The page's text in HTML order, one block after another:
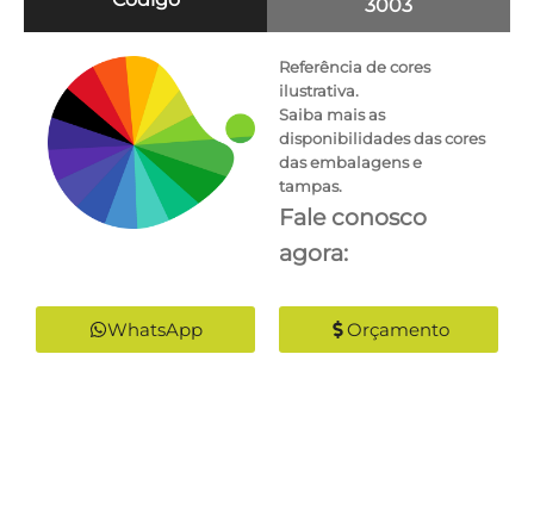
3003
Referência de cores
ilustrativa.
Saiba mais as
disponibilidades das cores
das embalagens e
tampas.
Fale conosco
agora:
WhatsApp Orçamento